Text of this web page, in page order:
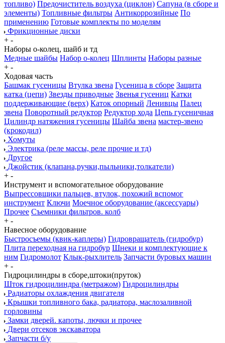
топливо) Предочиститель воздуха (циклон) Сапуна (в сборе и
элементы) Топливные фильтры Антикоррозийные По
применению Готовые комплекты по моделям
Фрикционные диски
+ -
Наборы о-колец, шайб и тд
Медные шайбы Набор о-колец Шплинты Наборы разные
+ -
Ходовая часть
Башмак гусеницы Втулка звена Гусеница в сборе Защита
катка (цепи) Звезды приводные Звенья гусениц Катки
поддерживающие (верх) Каток опорный Ленивцы Палец
звена Поворотный редуктор Редуктор хода Цепь гусеничная
Цилиндр натяжения гусеницы Шайба звена мастер-звено
(крокодил)
Хомуты
Электрика (реле массы, реле прочие и тд)
Другое
Джойстик (клапана,ручки,пыльники,толкатели)
+ -
Инструмент и вспомогательное оборудование
Выпрессовщики пальцев, втулок, похожий вспомог
инструмент Ключи Моечное оборудование (аксессуары)
Прочее Съемники фильтров. колб
+ -
Навесное оборудование
Быстросъемы (квик-каплеры) Гидровращатель (гидробур)
Плита переходная на гидробур Шнеки и комплектующие к
ним Гидромолот Клык-рыхлитель Запчасти буровых машин
+ -
Гидроцилиндры в сборе,штоки(пруток)
Шток гидроцилиндра (метражом) Гидроцилиндры
Радиаторы охлаждения двигателя
Крышки топливного бака, радиатора, маслозаливной
горловины
Замки дверей. капоты, лючки и прочее
Двери отсеков экскаватора
Запчасти б/у